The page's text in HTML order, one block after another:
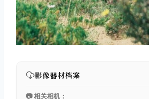
影像器材档案
📷 相关相机：